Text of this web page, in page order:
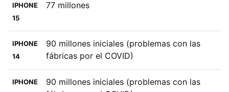
IPHONE
15
77 millones
IPHONE
14
90 millones iniciales (problemas con las
fábricas por el COVID)
IPHONE
90 millones iniciales (problemas con las